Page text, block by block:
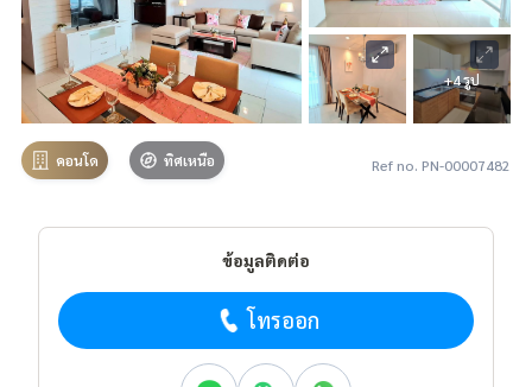
+4 รูป
คอนโด ทิศเหนือ Ref no. PN-00007482
ข้อมูลติดต่อ
โทรออก